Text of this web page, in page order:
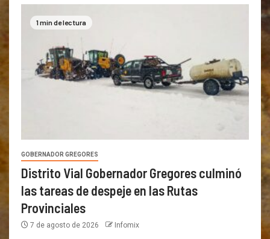
1 min de lectura
GOBERNADOR GREGORES
Distrito Vial Gobernador Gregores culminó
las tareas de despeje en las Rutas
Provinciales
7 de agosto de 2026 Infomix